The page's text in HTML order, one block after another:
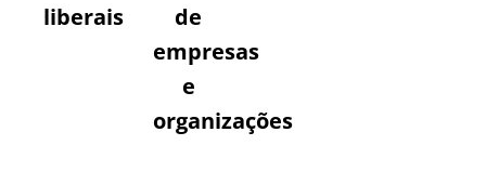
liberais
de
empresas
e
organizações